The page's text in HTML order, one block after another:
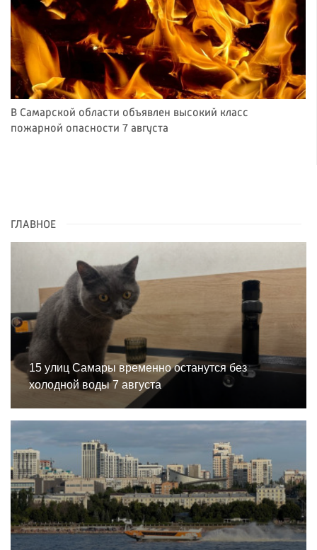
В Самарской области объявлен высокий класс
пожарной опасности 7 августа
ГЛАВНОЕ
15 улиц Самары временно останутся без
холодной воды 7 августа